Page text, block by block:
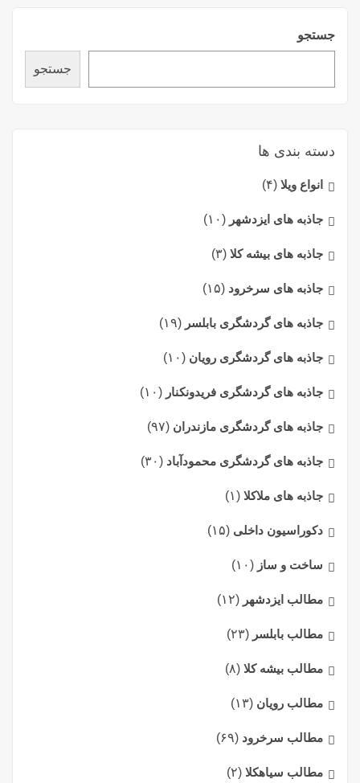
جستجو
جستجو
دسته بندی ها
انواع ویلا (۴)
جاذبه های ایزدشهر (۱۰)
جاذبه های بیشه کلا (۳)
جاذبه های سرخرود (۱۵)
جاذبه های گردشگری بابلسر (۱۹)
جاذبه های گردشگری رویان (۱۰)
جاذبه های گردشگری فریدونکنار (۱۰)
جاذبه های گردشگری مازندران (۹۷)
جاذبه های گردشگری محمودآباد (۳۰)
جاذبه های ملاکلا (۱)
دکوراسیون داخلی (۱۵)
ساخت و ساز (۱۰)
مطالب ایزدشهر (۱۲)
مطالب بابلسر (۲۳)
مطالب بیشه کلا (۸)
مطالب رویان (۱۳)
مطالب سرخرود (۶۹)
مطالب سیاهکلا (۲)